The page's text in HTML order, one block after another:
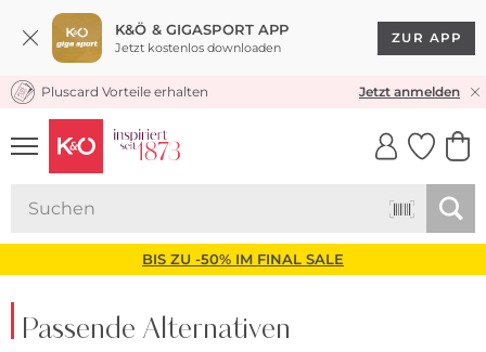
K&Ö & GIGASPORT APP
Jetzt kostenlos downloaden
ZUR APP
KOSTENLOSER VERSAND* & RÜCKVERSAND
Pluscard Vorteile erhalten Jetzt anmelden
UNSERE APP
CLICK &
BIS ZU -50% IM FINAL SALE
Passende Alternativen